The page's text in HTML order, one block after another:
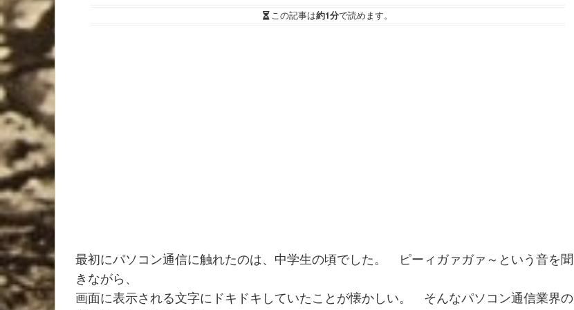
この記事は約1分で読めます。
最初にパソコン通信に触れたのは、中学生の頃でした。 ピーィガァガァ～という音を聞
きながら、
画面に表示される文字にドキドキしていたことが懐かしい。 そんなパソコン通信業界の